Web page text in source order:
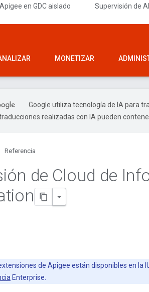
Apigee en GDC aislado Supervisión de
MONETIZAR
Google utiliza tecnología de IA para
realizadas con IA pueden
Referencia
de Cloud de
de Apigee están disponibles en la
Enterprise.